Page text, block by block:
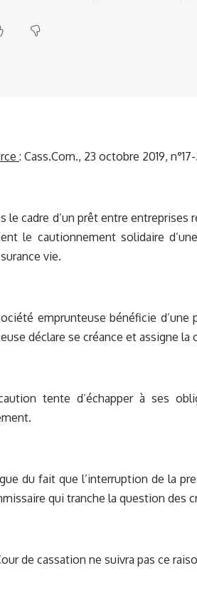
: Cass.Com., 23 octobre 2019,
le cadre d’un prêt entre entreprises
le cautionnement solidaire
vie.
emprunteuse bénéficie
déclare se créance et assigne la
tente d’échapper à ses
du fait que l’interruption de la
qui tranche la question des
de cassation ne suivra pas ce